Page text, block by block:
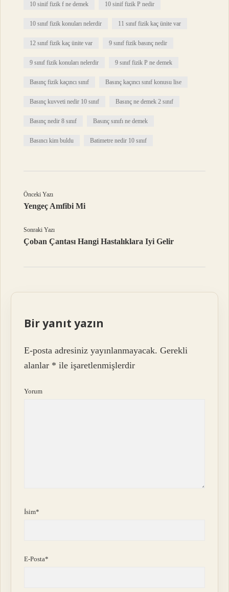
10 sinif fizik f ne demek 10 sinif fizik P nedir
10 sınıf fizik konuları nelerdir 11 sınıf fizik kaç ünite var
12 sınıf fizik kaç ünite var 9 sınıf fizik basınç nedir
9 sınıf fizik konuları nelerdir 9 sınıf fizik P ne demek
Basınç fizik kaçıncı sınıf Basınç kaçıncı sınıf konusu lise
Basınç kuvveti nedir 10 sınıf Basınç ne demek 2 sınıf
Basınç nedir 8 sınıf Basınç sınıfı ne demek
Basıncı kim buldu Batimetre nedir 10 sınıf
Önceki Yazı
Yengeç Amfibi Mi
Sonraki Yazı
Çoban Çantası Hangi Hastalıklara Iyi Gelir
Bir yanıt yazın
E-posta adresiniz yayınlanmayacak. Gerekli
alanlar * ile işaretlenmişlerdir
Yorum
İsim*
E-Posta*